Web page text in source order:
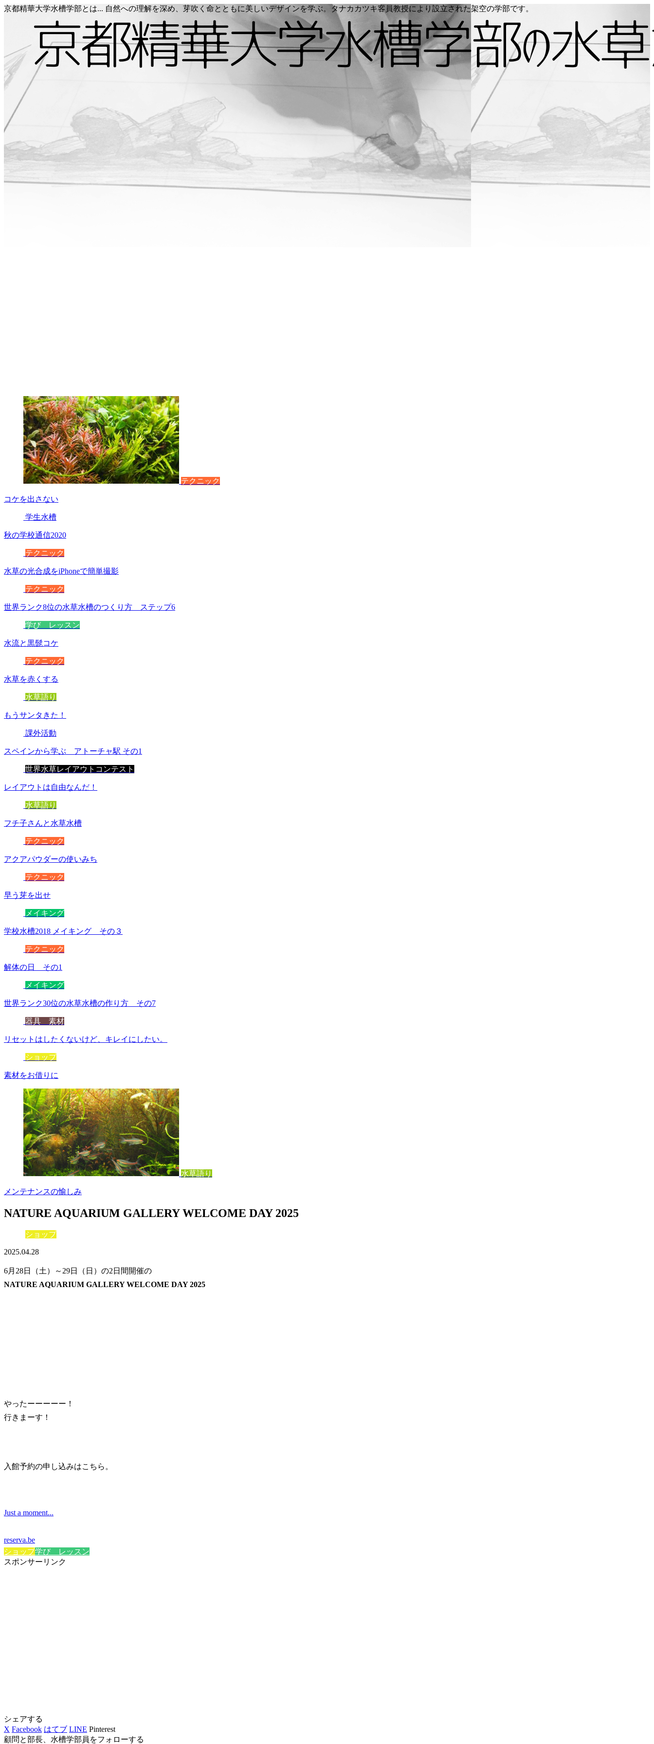
京都精華大学水槽学部とは... 自然への理解を深め、芽吹く命とともに美しいデザインを学ぶ。タナカカツキ客員教授により設立された架空の学部です。
テクニック
コケを出さない
学生水槽
秋の学校通信2020
テクニック
水草の光合成をiPhoneで簡単撮影
テクニック
世界ランク8位の水草水槽のつくり方 ステップ6
学び レッスン
水流と黒髭コケ
テクニック
水草を赤くする
水草語り
もうサンタきた！
課外活動
スペインから学ぶ アトーチャ駅 その1
世界水草レイアウトコンテスト
レイアウトは自由なんだ！
水草語り
フチ子さんと水草水槽
テクニック
アクアパウダーの使いみち
テクニック
早う芽を出せ
メイキング
学校水槽2018 メイキング その３
テクニック
解体の日 その1
メイキング
世界ランク30位の水草水槽の作り方 その7
器具 素材
リセットはしたくないけど、キレイにしたい。
ショップ
素材をお借りに
水草語り
メンテナンスの愉しみ
NATURE AQUARIUM GALLERY WELCOME DAY 2025
ショップ
2025.04.28
6月28日（土）～29日（日）の2日間開催の
NATURE AQUARIUM GALLERY WELCOME DAY 2025
やったーーーーー！
行きまーす！
入館予約の申し込みはこちら。
Just a moment...
reserva.be
ショップ学び レッスン
スポンサーリンク
シェアする
X Facebook はてブ LINE Pinterest
顧問と部長、水槽学部員をフォローする